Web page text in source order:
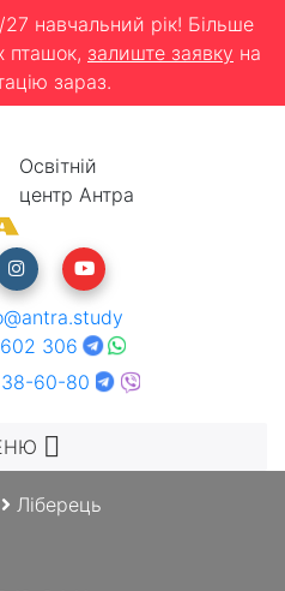
навчальний рік! Більше
пташок, залиште заявку на
зараз.
Освітній
центр Антра
602 306
60-80
Ліберець